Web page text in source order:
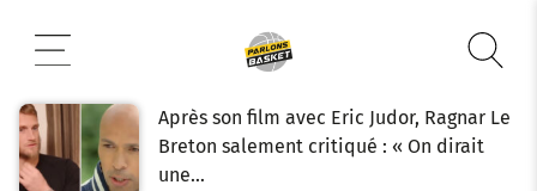
contenu
Après son film avec Eric Judor, Ragnar Le
Breton salement critiqué : « On dirait
une…